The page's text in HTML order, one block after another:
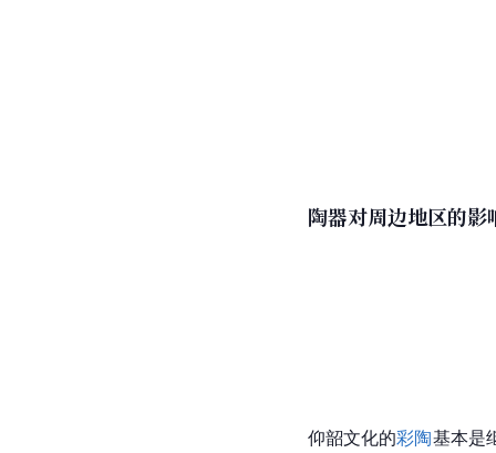
陶器对周边地区的影
仰韶文化的彩陶基本是